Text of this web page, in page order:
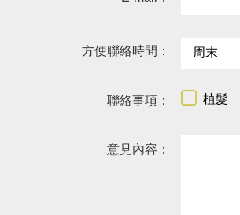
方便聯絡時間：
聯絡事項： 植髮
意見內容：